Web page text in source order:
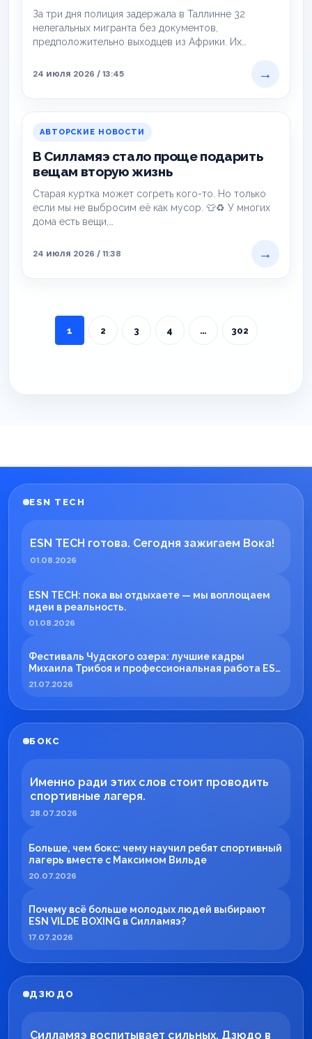
За три дня полиция задержала в Таллинне 32
нелегальных мигранта без документов,
предположительно выходцев из Африки. Их
24 июля 2026 / 13:45
→
АВТОРСКИЕ НОВОСТИ
В Силламяэ стало проще подарить
вещам вторую жизнь
Старая куртка может согреть кого-то. Но только
если мы не выбросим её как мусор. 👕♻️ У многих
дома есть вещи,…
24 июля 2026 / 11:38 →
1 2 3 4 … 302
ESN TECH
ESN TECH готова. Сегодня зажигаем Вока!
01.08.2026
ESN TECH: пока вы отдыхаете — мы воплощаем
идеи в реальность.
01.08.2026
Фестиваль Чудского озера: лучшие кадры
Михаила Трибоя и профессиональная работа ESN
TECH
21.07.2026
БОКС
Именно ради этих слов стоит проводить
спортивные лагеря.
28.07.2026
Больше, чем бокс: чему научил ребят спортивный
лагерь вместе с Максимом Вильде
20.07.2026
Почему всё больше молодых людей выбирают
ESN VILDE BOXING в Силламяэ?
17.07.2026
ДЗЮДО
Силламяэ воспитывает сильных. Дзюдо в